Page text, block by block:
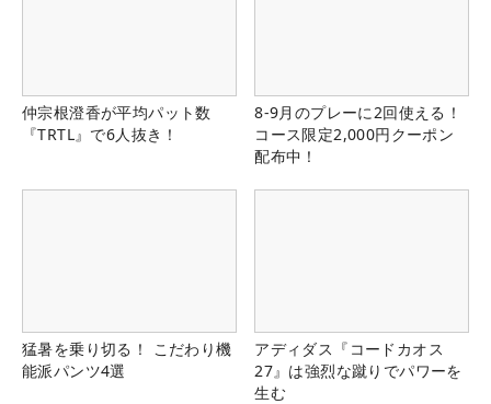
仲宗根澄香が平均パット数
『TRTL』で6人抜き！
8-9月のプレーに2回使える！
コース限定2,000円クーポン
配布中！
猛暑を乗り切る！ こだわり機
能派パンツ4選
アディダス『コードカオス
27』は強烈な蹴りでパワーを
生む